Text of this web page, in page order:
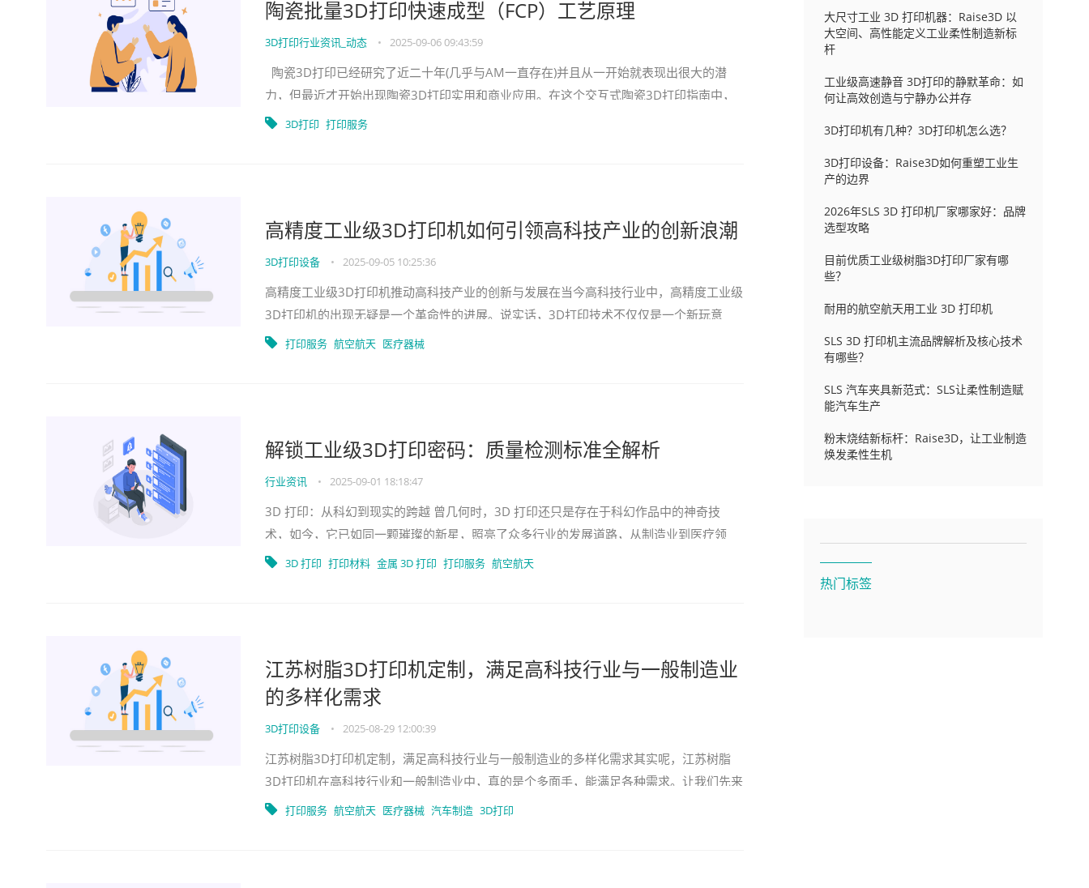
陶瓷批量3D打印快速成型（FCP）工艺原理
3D打印行业资讯_动态 • 2025-09-06 09:43:59
陶瓷3D打印已经研究了近二十年(几乎与AM一直存在)并且从一开始就表现出很大的潜
力，但最近才开始出现陶瓷3D打印实用和商业应用。在这个交互式陶瓷3D打印指南中，
您将能够从单个交互式图表访问和了解
3D打印 打印服务
高精度工业级3D打印机如何引领高科技产业的创新浪潮
3D打印设备 • 2025-09-05 10:25:36
高精度工业级3D打印机推动高科技产业的创新与发展在当今高科技行业中，高精度工业级
3D打印机的出现无疑是一个革命性的进展。说实话，3D打印技术不仅仅是一个新玩意
儿，它正在推动机器人、新能源汽车和医疗设备
打印服务 航空航天 医疗器械
解锁工业级3D打印密码：质量检测标准全解析
行业资讯 • 2025-09-01 18:18:47
3D 打印：从科幻到现实的跨越 曾几何时，3D 打印还只是存在于科幻作品中的神奇技
术，如今，它已如同一颗璀璨的新星，照亮了众多行业的发展道路，从制造业到医疗领
域，从建筑行业到航空航天，3D 打印技
3D 打印 打印材料 金属 3D 打印 打印服务 航空航天
江苏树脂3D打印机定制，满足高科技行业与一般制造业
的多样化需求
3D打印设备 • 2025-08-29 12:00:39
江苏树脂3D打印机定制，满足高科技行业与一般制造业的多样化需求其实呢，江苏树脂
3D打印机在高科技行业和一般制造业中，真的是个多面手，能满足各种需求。让我们先来
思考一个问题：在如今这个快速发展的时代，企
打印服务 航空航天 医疗器械 汽车制造 3D打印
大尺寸工业 3D 打印机器：Raise3D 以
大空间、高性能定义工业柔性制造新标
杆
工业级高速静音 3D打印的静默革命：如
何让高效创造与宁静办公并存
3D打印机有几种？3D打印机怎么选？
3D打印设备：Raise3D如何重塑工业生
产的边界
2026年SLS 3D 打印机厂家哪家好：品牌
选型攻略
目前优质工业级树脂3D打印厂家有哪
些？
耐用的航空航天用工业 3D 打印机
SLS 3D 打印机主流品牌解析及核心技术
有哪些？
SLS 汽车夹具新范式：SLS让柔性制造赋
能汽车生产
粉末烧结新标杆：Raise3D，让工业制造
焕发柔性生机
热门标签